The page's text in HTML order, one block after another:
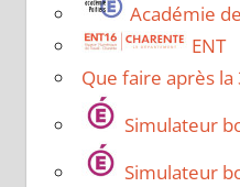
Académie
ENT
Que faire après la
Simulateur
Simulateur